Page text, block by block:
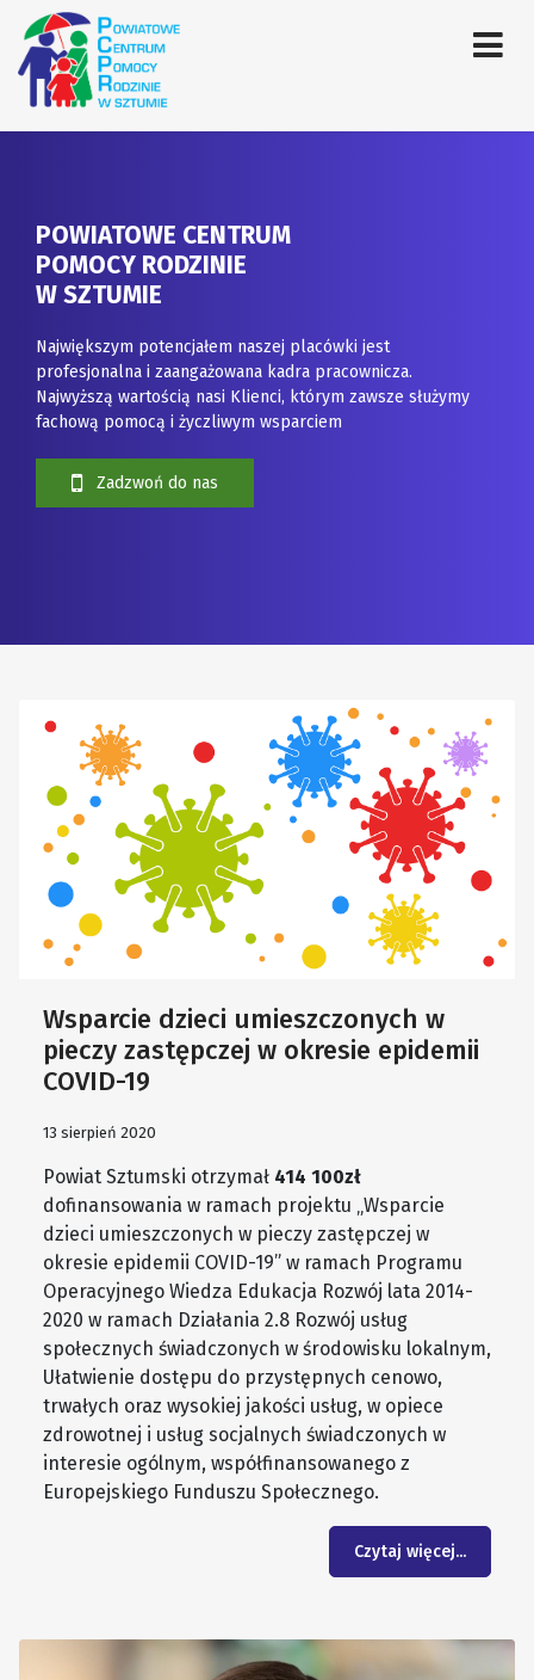
POWIATOWE CENTRUM
POMOCY RODZINIE
W SZTUMIE
Największym potencjałem naszej placówki jest
profesjonalna i zaangażowana kadra pracownicza.
Najwyższą wartością nasi Klienci, którym zawsze służymy
fachową pomocą i życzliwym wsparciem
Zadzwoń do nas
Wsparcie dzieci umieszczonych w
pieczy zastępczej w okresie epidemii
COVID-19
13 sierpień 2020
Powiat Sztumski otrzymał 414 100zł
dofinansowania w ramach projektu „Wsparcie
dzieci umieszczonych w pieczy zastępczej w
okresie epidemii COVID-19” w ramach Programu
Operacyjnego Wiedza Edukacja Rozwój lata 2014-
2020 w ramach Działania 2.8 Rozwój usług
społecznych świadczonych w środowisku lokalnym,
Ułatwienie dostępu do przystępnych cenowo,
trwałych oraz wysokiej jakości usług, w opiece
zdrowotnej i usług socjalnych świadczonych w
interesie ogólnym, współfinansowanego z
Europejskiego Funduszu Społecznego.
Czytaj więcej...